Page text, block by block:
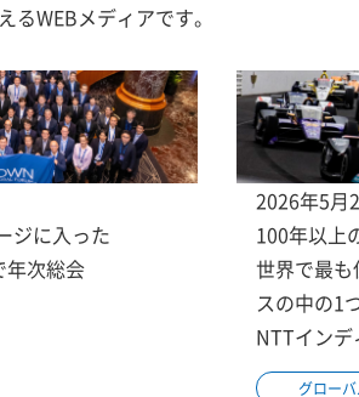
WEBメディアです。
ジに入った
年次総会
2026年5月
100年以上
世界で最
スの中の1
NTTインデ
グロー